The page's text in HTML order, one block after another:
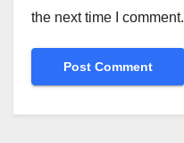
the next time I comment.